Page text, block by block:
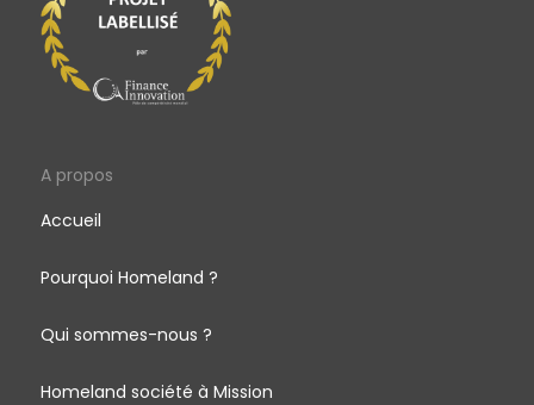
A propos
Accueil
Pourquoi Homeland ?
Qui sommes-nous ?
Homeland société à Mission